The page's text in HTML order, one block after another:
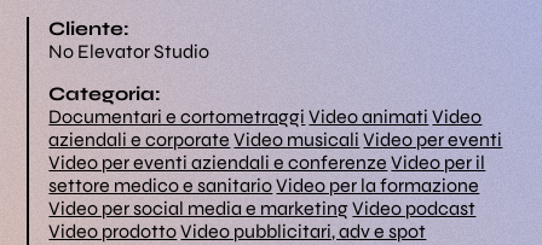
Cliente:
No Elevator Studio
Categoria:
Documentari e cortometraggi Video animati Video
aziendali e corporate Video musicali Video per eventi
Video per eventi aziendali e conferenze Video per il
settore medico e sanitarioVideo per la formazione
Video per social media e marketingVideo podcast
Video prodottoVideo pubblicitari, adv e spot